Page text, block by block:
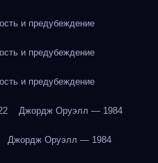
и предубеждение
и предубеждение
и предубеждение
Джордж Оруэлл — 1984
Джордж Оруэлл — 1984